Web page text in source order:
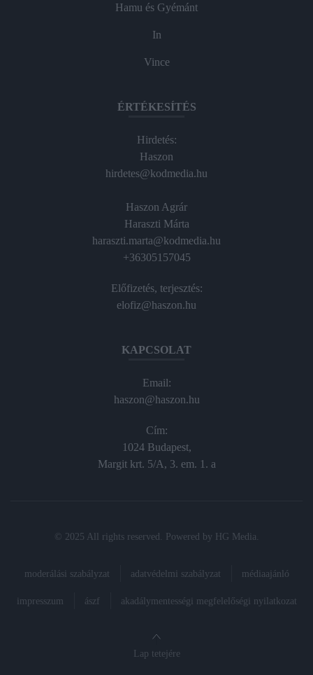
Hamu és Gyémánt
In
Vince
ÉRTÉKESÍTÉS
Hirdetés:
Haszon
hirdetes@kodmedia.hu
Haszon Agrár
Haraszti Márta
haraszti.marta@kodmedia.hu
+36305157045
Előfizetés, terjesztés:
elofiz@haszon.hu
KAPCSOLAT
Email:
haszon@haszon.hu
Cím:
1024 Budapest,
Margit krt. 5/A, 3. em. 1. a
© 2025 All rights reserved. Powered by HG Media
moderálási szabályzat adatvédelmi szabályzat médiaajánló
impresszum ászf akadálymentességi megfelelőségi nyilatkozat
Lap tetejére